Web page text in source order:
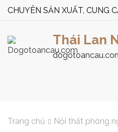
CHUYÊN SẢN XUẤT, CUNG
Thái Lan
Trang chủ Nội thất phòng